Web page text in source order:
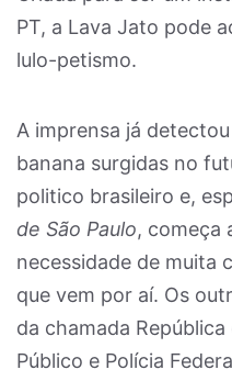
PT, a Lava Jato pode
lulo-petismo.
A imprensa já
banana surgidas no
politico brasileiro e,
de São Paulo, começa
necessidade de muita
que vem por aí. Os
da chamada
Público e Polícia